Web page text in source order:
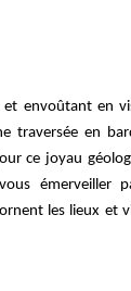
envoûtant en
traversée en
ce joyau
émerveiller
les lieux et